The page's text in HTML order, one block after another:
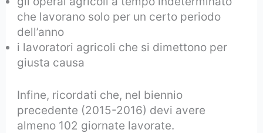
che lavorano solo per un certo periodo
dell’anno
i lavoratori agricoli che si dimettono per
giusta causa
Infine, ricordati che, nel biennio
precedente (2015-2016) devi avere
almeno 102 giornate lavorate.